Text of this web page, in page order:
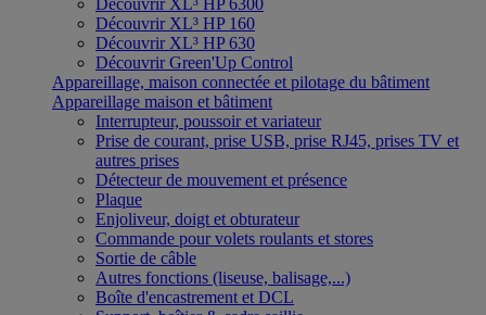
Découvrir XL³ HP 6300
Découvrir XL³ HP 160
Découvrir XL³ HP 630
Découvrir Green'Up Control
Appareillage, maison connectée et pilotage du bâtiment
Appareillage maison et bâtiment
Interrupteur, poussoir et variateur
Prise de courant, prise USB, prise RJ45, prises TV et
autres prises
Détecteur de mouvement et présence
Plaque
Enjoliveur, doigt et obturateur
Commande pour volets roulants et stores
Sortie de câble
Autres fonctions (liseuse, balisage,...)
Boîte d'encastrement et DCL